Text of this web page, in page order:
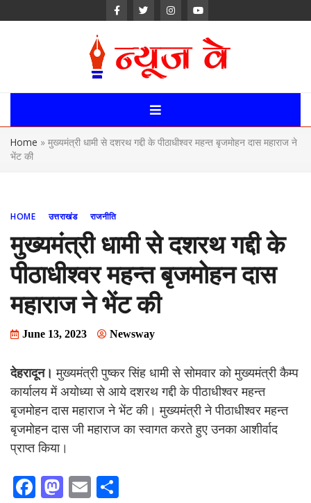
News Way:
Uttarakhand,
Portal
Home » मुख्यमंत्री धामी से दशरथ गद्दी के पीठाधीश्वर महन्त बृजमोहन दास महाराज ने
भेंट की
HOME उत्तराखंड राजनीति
मुख्यमंत्री धामी से दशरथ गद्दी के
पीठाधीश्वर महन्त बृजमोहन दास
महाराज ने भेंट की
June 13, 2023 Newsway
देहरादून। मुख्यमंत्री पुष्कर सिंह धामी से सोमवार को मुख्यमंत्री कैम्प
कार्यालय में अयोध्या से आये दशरथ गद्दी के पीठाधीश्वर महन्त
बृजमोहन दास महाराज ने भेंट की। मुख्यमंत्री ने पीठाधीश्वर महन्त
बृजमोहन दास जी महाराज का स्वागत करते हुए उनका आशीर्वाद
प्राप्त किया।
F M E